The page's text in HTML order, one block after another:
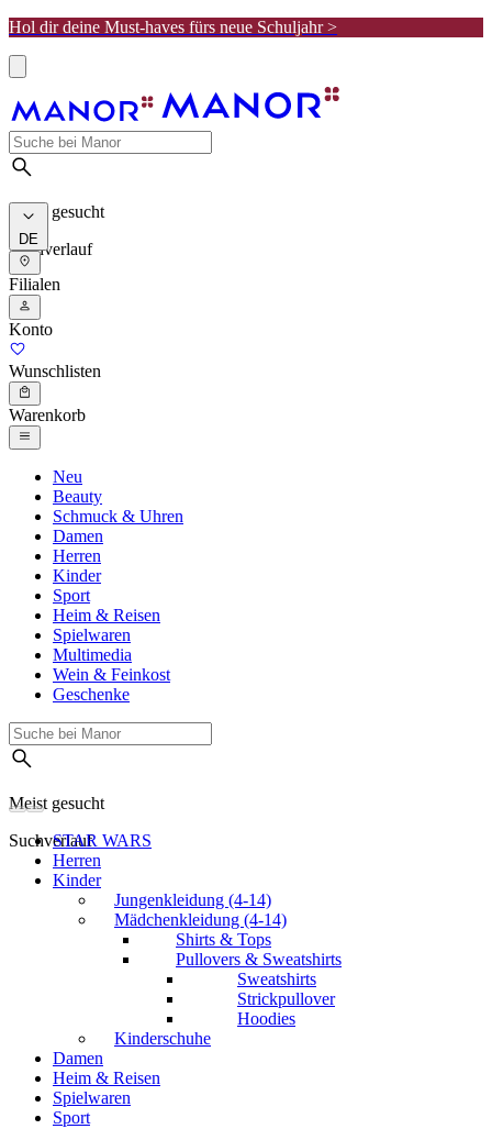
Hol dir deine Must-haves fürs neue Schuljahr >
Meist gesucht
Suchverlauf
DE
Filialen
Konto
Wunschlisten
Warenkorb
Neu
Beauty
Schmuck & Uhren
Damen
Herren
Kinder
Sport
Heim & Reisen
Spielwaren
Multimedia
Wein & Feinkost
Geschenke
Meist gesucht
SuchverlaufSTAR WARS
Herren
Kinder
Jungenkleidung (4-14)
Mädchenkleidung (4-14)
Shirts & Tops
Pullovers & Sweatshirts
Sweatshirts
Strickpullover
Hoodies
Kinderschuhe
Damen
Heim & Reisen
Spielwaren
Sport